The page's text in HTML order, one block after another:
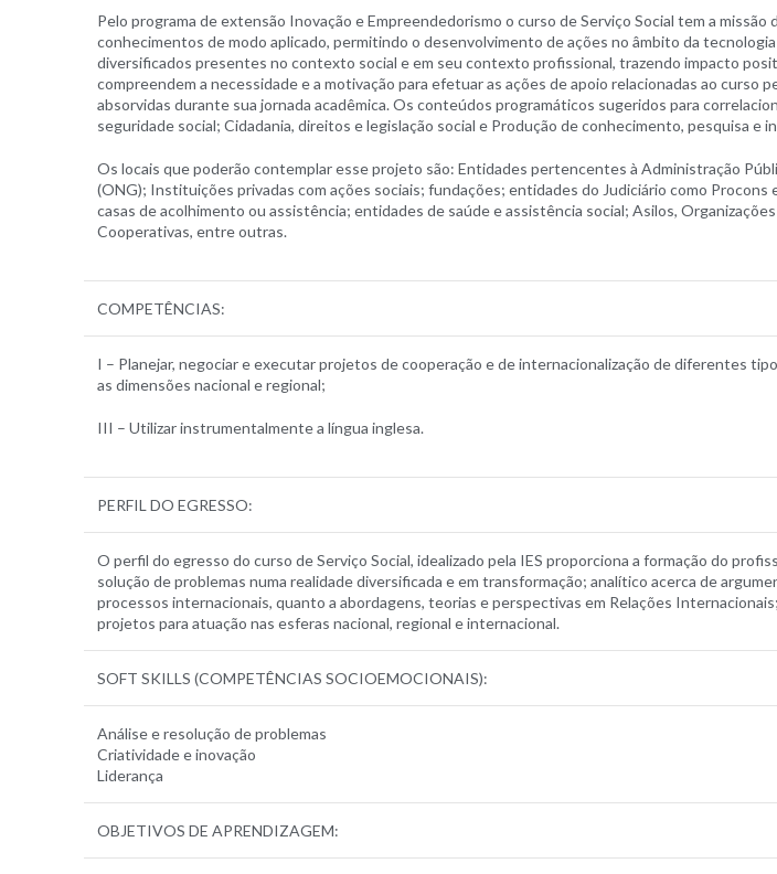
Pelo programa de extensão Inovação e Empreendedorismo o curso de Serviço Social tem a
conhecimentos de modo aplicado, permitindo o desenvolvimento de ações no âmbito da
diversificados presentes no contexto social e em seu contexto profissional, trazendo impacto
compreendem a necessidade e a motivação para efetuar as ações de apoio relacionadas ao
absorvidas durante sua jornada acadêmica. Os conteúdos programáticos sugeridos para
seguridade social; Cidadania, direitos e legislação social e Produção de conhecimento, pesquisa e
Os locais que poderão contemplar esse projeto são: Entidades pertencentes à Administração
(ONG); Instituições privadas com ações sociais; fundações; entidades do Judiciário como
casas de acolhimento ou assistência; entidades de saúde e assistência social; Asilos,
Cooperativas, entre outras.
COMPETÊNCIAS:
I – Planejar, negociar e executar projetos de cooperação e de internacionalização de diferentes
as dimensões nacional e regional;
III – Utilizar instrumentalmente a língua inglesa.
PERFIL DO EGRESSO:
O perfil do egresso do curso de Serviço Social, idealizado pela IES proporciona a formação do
solução de problemas numa realidade diversificada e em transformação; analítico acerca de
processos internacionais, quanto a abordagens, teorias e perspectivas em Relações
projetos para atuação nas esferas nacional, regional e internacional.
SOFT SKILLS (COMPETÊNCIAS SOCIOEMOCIONAIS):
Análise e resolução de problemas
Criatividade e inovação
Liderança
OBJETIVOS DE APRENDIZAGEM: